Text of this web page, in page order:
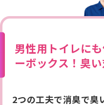
男性用トイレに
ーボックス！臭
2つの工夫で消臭で臭